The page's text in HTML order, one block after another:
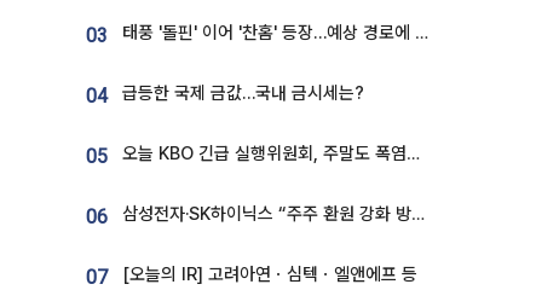
03 태풍 '돌핀' 이어 '찬홈' 등장…예상 경로에 한국 '한숨'
04 급등한 국제 금값…국내 금시세는?
05 오늘 KBO 긴급 실행위원회, 주말도 폭염취소 될까
06 삼성전자·SK하이닉스 “주주 환원 강화 방안 마련”
07 [오늘의 IR] 고려아연ㆍ심텍ㆍ엘앤에프 등